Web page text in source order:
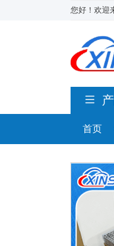
您好！欢迎
首页